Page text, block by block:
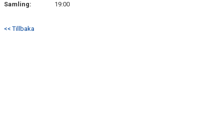
Samling:
19:00
<< Tillbaka